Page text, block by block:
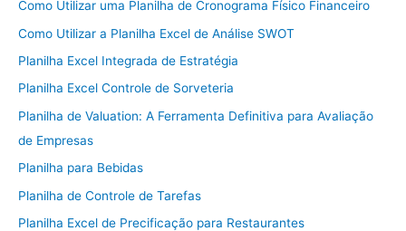
Como Utilizar uma Planilha de Cronograma Físico Financeiro
Como Utilizar a Planilha Excel de Análise SWOT
Planilha Excel Integrada de Estratégia
Planilha Excel Controle de Sorveteria
Planilha de Valuation: A Ferramenta Definitiva para Avaliação
de Empresas
Planilha para Bebidas
Planilha de Controle de Tarefas
Planilha Excel de Precificação para Restaurantes